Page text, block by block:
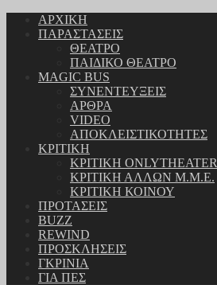
ΑΡΧΙΚΗ
ΠΑΡΑΣΤΑΣΕΙΣ
ΘΕΑΤΡΟ
ΠΑΙΔΙΚΟ ΘΕΑΤΡΟ
MAGIC BUS
ΣΥΝΕΝΤΕΥΞΕΙΣ
ΑΡΘΡΑ
VIDEO
ΑΠΟΚΛΕΙΣΤΙΚΟΤΗΤΕΣ
ΚΡΙΤΙΚΗ
ΚΡΙΤΙΚΗ ONLYTHEATER
ΚΡΙΤΙΚΗ ΑΛΛΩΝ Μ.Μ.Ε.
ΚΡΙΤΙΚΗ ΚΟΙΝΟΥ
ΠΡΟΤΑΣΕΙΣ
BUZZ
REWIND
ΠΡΟΣΚΛΗΣΕΙΣ
ΓΚΡΙΝΙΑ
ΓΙΑ ΠΕΣ